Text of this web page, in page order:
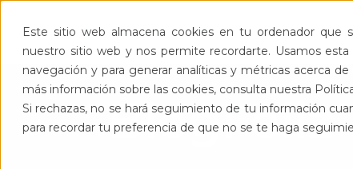
Este sitio web almacena cookies en tu ordenador que
nuestro sitio web y nos permite recordarte. Usamos
navegación y para generar analíticas y métricas acerca
más información sobre las cookies, consulta nuestra
Si rechazas, no se hará seguimiento de tu información
para recordar tu preferencia de que no se te haga
BlogFeliz